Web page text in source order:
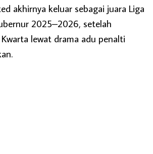
akhirnya keluar sebagai juara Liga
2025–2026, setelah
lewat drama adu penalti